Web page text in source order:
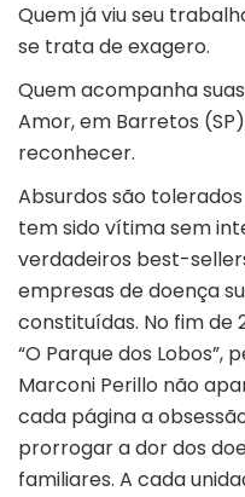
Quem já viu seu
se trata de exagero.
Quem acompanha
Amor, em Barretos
reconhecer.
Absurdos são
tem sido vítima sem
verdadeiros best-
empresas de doença
constituídas. No fim de
“O Parque dos Lobos”,
Marconi Perillo não
cada página a
prorrogar a dor dos
familiares. A cada